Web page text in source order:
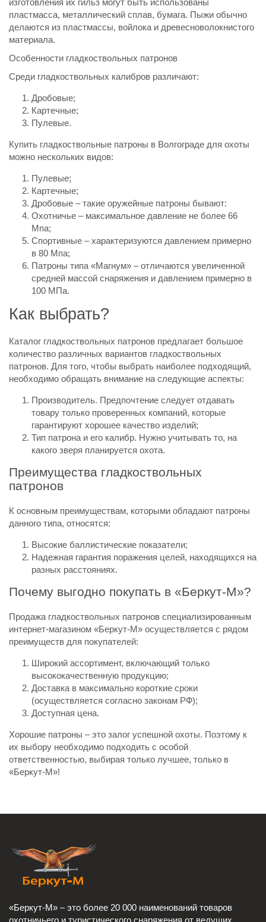
изготовления их гильз могут быть использованы
пластмасса, металлический сплав, бумага. Пыжи обычно
делаются из пластмассы, войлока и древесноволокнистого
материала.
Особенности гладкоствольных патронов
Среди гладкоствольных калибров различают:
Дробовые;
Картечные;
Пулевые.
Купить гладкоствольные патроны в Волгограде для охоты
можно нескольких видов:
Пулевые;
Картечные;
Дробовые – такие оружейные патроны бывают:
Охотничье – максимальное давление не более 66
Мпа;
Спортивные – характеризуются давлением примерно
в 80 Мпа;
Патроны типа «Магнум» – отличаются увеличенной
средней массой снаряжения и давлением примерно в
100 МПа.
Как выбрать?
Каталог гладкоствольных патронов предлагает большое
количество различных вариантов гладкоствольных
патронов. Для того, чтобы выбрать наиболее подходящий,
необходимо обращать внимание на следующие аспекты:
Производитель. Предпочтение следует отдавать
товару только проверенных компаний, которые
гарантируют хорошее качество изделий;
Тип патрона и его калибр. Нужно учитывать то, на
какого зверя планируется охота.
Преимущества гладкоствольных
патронов
К основным преимуществам, которыми обладают патроны
данного типа, относятся:
Высокие баллистические показатели;
Надежная гарантия поражения целей, находящихся на
разных расстояниях.
Почему выгодно покупать в «Беркут-М»?
Продажа гладкоствольных патронов специализированным
интернет-магазином «Беркут-М» осуществляется с рядом
преимуществ для покупателей:
Широкий ассортимент, включающий только
высококачественную продукцию;
Доставка в максимально короткие сроки
(осуществляется согласно законам РФ);
Доступная цена.
Хорошие патроны – это залог успешной охоты. Поэтому к
их выбору необходимо подходить с особой
ответственностью, выбирая только лучшее, только в
«Беркут-М»!
«Беркут-М» – это более 20 000 наименований товаров
охотничьего и туристического снаряжения от ведущих